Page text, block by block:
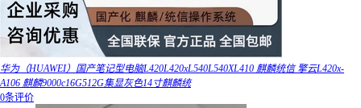
华为（HUAWEI）国产笔记型电脑L420L420xL540L540XL410 麒麟统信 擎云L420x-
A106 麒麟9000c16G512G集显灰色14寸麒麟统
0条评价